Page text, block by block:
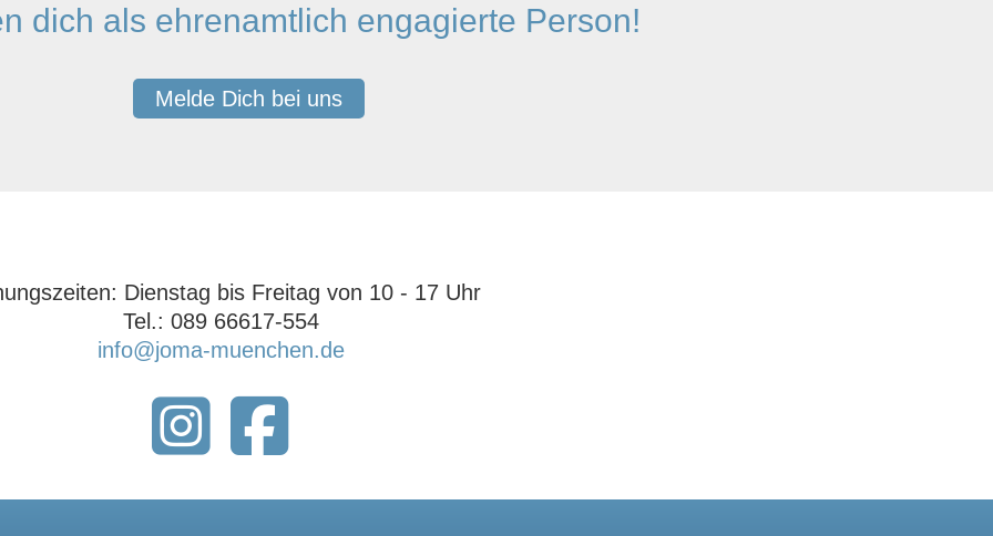
dich als ehrenamtlich engagierte Person!
Melde Dich bei uns
‍Dienstag bis Freitag von 10 - 17 Uhr‍
Tel.: 089 66617-554
info@joma-muenchen.de